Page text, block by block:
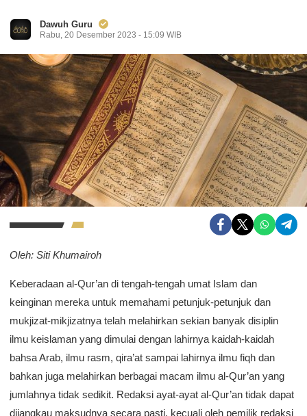
Dawuh Guru
Rabu, 20 Desember 2023 - 15:09 WIB
Oleh: Siti Khumairoh
Keberadaan al-Qur’an di tengah-tengah umat Islam dan
keinginan mereka untuk memahami petunjuk-petunjuk dan
mukjizat-mikjizatnya telah melahirkan sekian banyak disiplin
ilmu keislaman yang dimulai dengan lahirnya kaidah-kaidah
bahsa Arab, ilmu rasm, qira’at sampai lahirnya ilmu fiqh dan
bahkan juga melahirkan berbagai macam ilmu al-Qur’an yang
jumlahnya tidak sedikit. Redaksi ayat-ayat al-Qur’an tidak dapat
dijangkau maksudnya secara pasti, kecuali oleh pemilik redaksi